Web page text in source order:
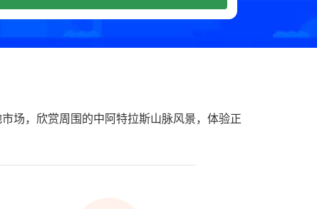
场，欣赏周围的中阿特拉斯山脉风景，体验正